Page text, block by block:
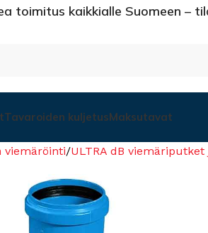
toimitus kaikkialle Suomeen –
Tavaroiden kuljetusMaksutavat
viemäröinti ULTRA dB viemäriputket